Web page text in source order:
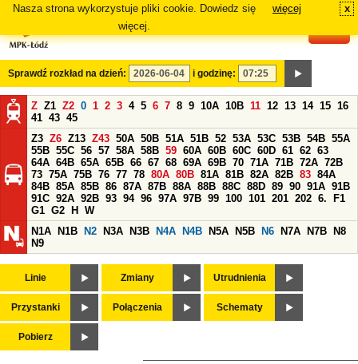
Nasza strona wykorzystuje pliki cookie. Dowiedz się
więcej.
więcej x
Sprawdź rozkład na dzień: i godzinę:
Z Z1 Z2 0 1 2 3 4 5 6 7 8 9 10A 10B 11 12 13 14 15 16
41 43 45
Z3 Z6 Z13 Z43 50A 50B 51A 51B 52 53A 53C 53B 54B 55A
55B 55C 56 57 58A 58B 59 60A 60B 60C 60D 61 62 63
64A 64B 65A 65B 66 67 68 69A 69B 70 71A 71B 72A 72B
73 75A 75B 76 77 78 80A 80B 81A 81B 82A 82B 83 84A
84B 85A 85B 86 87A 87B 88A 88B 88C 88D 89 90 91A 91B
91C 92A 92B 93 94 96 97A 97B 99 100 101 201 202 6.
F1
G1 G2 H
W
N1A
N1B N2 N3A N3B N4A N4B N5A N5B N6 N7A N7B
N8
N9
Linie Zmiany Utrudnienia
Przystanki Połączenia Schematy
Pobierz